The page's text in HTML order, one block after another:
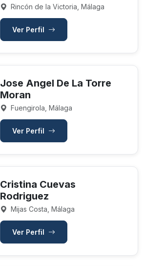
Rincón de la Victoria, Málaga
Ver Perfil
Jose Angel De La Torre
Moran
Fuengirola, Málaga
Ver Perfil
Cristina Cuevas
Rodriguez
Mijas Costa, Málaga
Ver Perfil